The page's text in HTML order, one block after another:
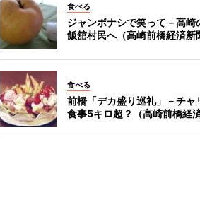
食べる
ジャンボナシで笑って－高崎
飯舘村民へ（高崎前橋経済新
食べる
前橋「デカ盛り巡礼」－チャ
食事5キロ超？（高崎前橋経済